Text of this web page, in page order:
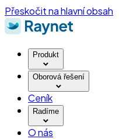
Přeskočit na hlavní obsah
Produkt
Oborová řešení
Ceník
Radíme
O nás